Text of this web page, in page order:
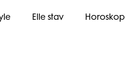
Elle stav Horoskop